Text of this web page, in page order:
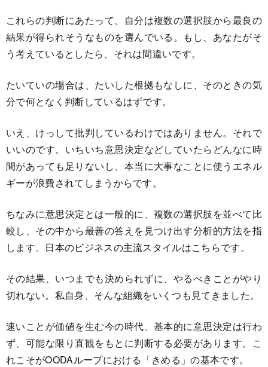
これらの判断にあたって、自分は複数の選択肢から最良の
結果が得られそうなものを選んでいる。もし、あなたがそ
う考えているとしたら、それは間違いです。
たいていの場合は、たいした根拠もなしに、そのときの気
分で何となく判断しているはずです。
いえ、けっして批判しているわけではありません。それで
いいのです。いちいち意思決定などしていたらどんなに時
間があっても足りないし、本当に大事なことに使うエネル
ギーが浪費されてしまうからです。
ちなみに意思決定とは一般的に、複数の選択肢を並べて比
較し、その中から最善の答えを見つけ出す分析的方法を指
します。日本のビジネスの主流スタイルはこちらです。
その結果、いつまでも決められずに、やるべきことがやり
切れない。私自身、そんな組織をいくつも見てきました。
速いことが価値を生む今の時代、基本的に意思決定は行わ
ず、可能な限り直観をもとに判断する必要があります。こ
れこそがOODAループにおける「きめる」の基本です。